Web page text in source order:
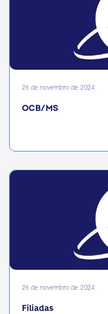
26 de novembro de 2024
OCB/MS
26 de novembro de 2024
Filiadas